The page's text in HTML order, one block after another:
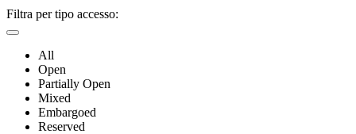
Filtra per tipo accesso:
All
Open
Partially Open
Mixed
Embargoed
Reserved